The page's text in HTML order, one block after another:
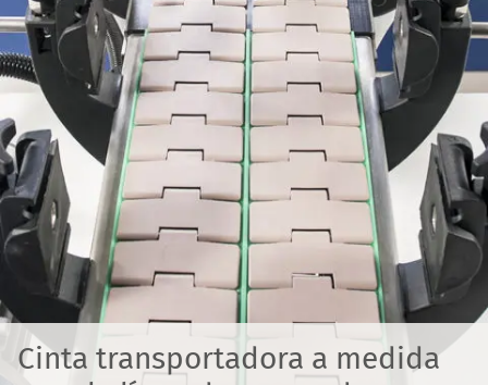
Cinta transportadora a medida